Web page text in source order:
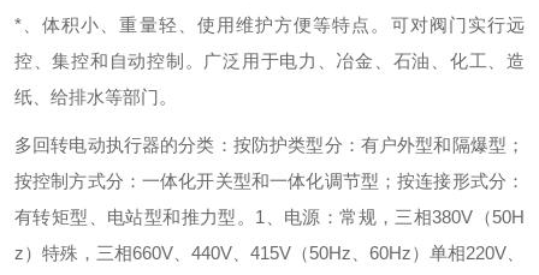
*、体积小、重量轻、使用维护方便等特点。可对阀门实行远
控、集控和自动控制。广泛用于电力、冶金、石油、化工、造
纸、给排水等部门。
多回转电动执行器的分类： 按防护类型分：有户外型和隔爆型；
按控制方式分：一体化开关型和一体化调节型； 按连接形式分：
有转矩型、电站型和推力型。 1、电源：常规，三相380V（50H
z） 特殊，三相660V、440V、415V（50Hz、60Hz） 单相220V、